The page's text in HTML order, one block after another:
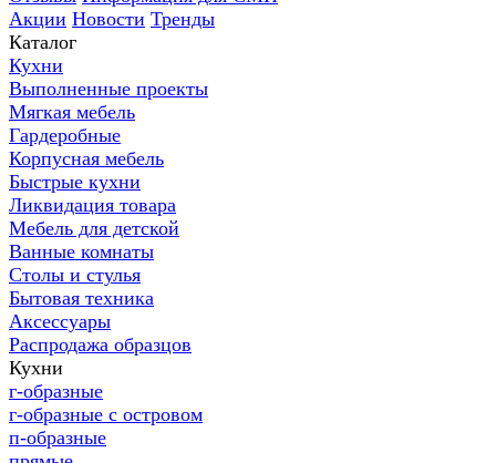
Акции Новости Тренды
Каталог
Кухни
Выполненные проекты
Мягкая мебель
Гардеробные
Корпусная мебель
Быстрые кухни
Ликвидация товара
Мебель для детской
Ванные комнаты
Столы и стулья
Бытовая техника
Аксессуары
Распродажа образцов
Кухни
г-образные
г-образные с островом
п-образные